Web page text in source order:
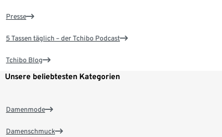
Presse
5 Tassen täglich – der Tchibo Podcast
Tchibo Blog
Unsere beliebtesten Kategorien
Damenmode
Damenschmuck